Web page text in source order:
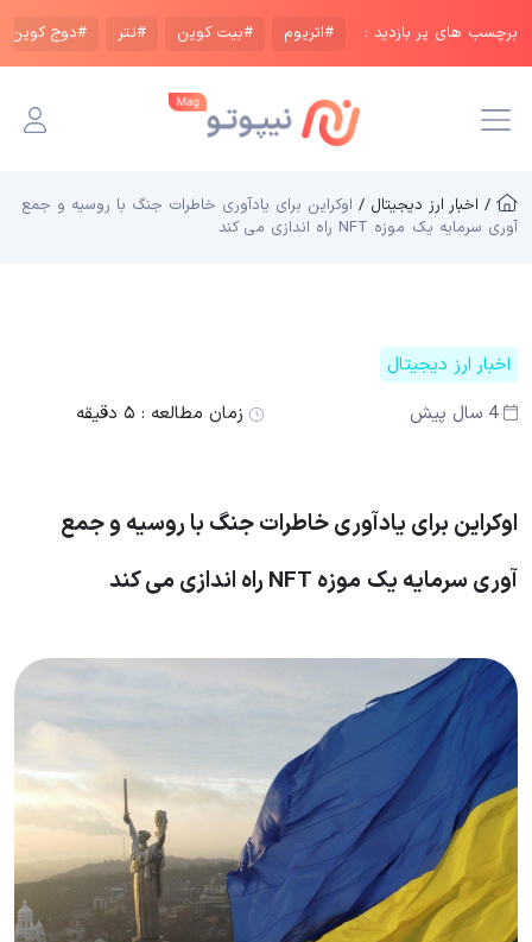
برچسب های پر بازدید : #اتریوم #بیت کوین #تتر #دوج کوین
/ اخبار ارز دیجیتال / اوکراین برای یادآوری خاطرات جنگ با روسیه و جمع
آوری سرمایه یک موزه NFT راه اندازی می کند
اخبار ارز دیجیتال
4 سال پیش
زمان مطالعه : ۵ دقیقه
اوکراین برای یادآوری خاطرات جنگ با روسیه و جمع
آوری سرمایه یک موزه NFT راه اندازی می کند